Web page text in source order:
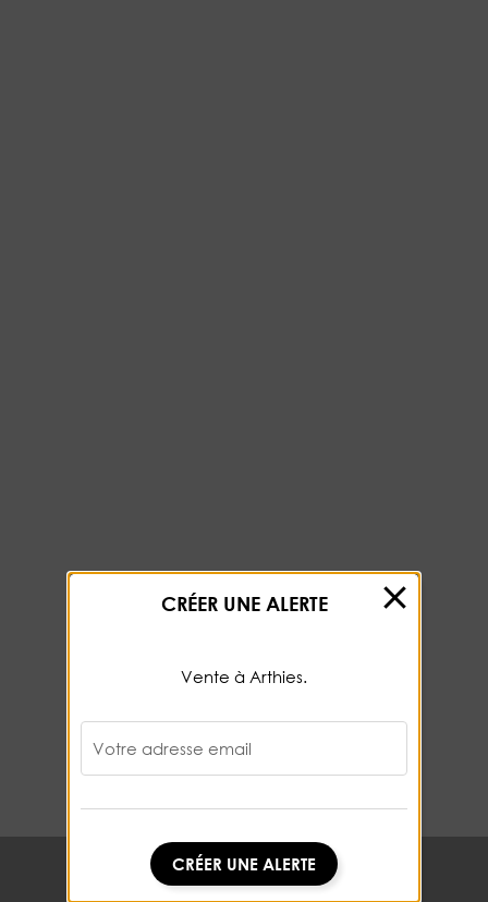
CRÉER UNE ALERTE
CRÉER UNE ALERTE
Vente à Arthies.
Votre adresse email
CRÉER UNE ALERTE